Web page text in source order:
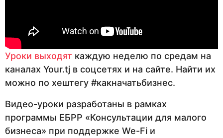
Уроки выходят каждую неделю по средам на
каналах Your.tj в соцсетях и на сайте. Найти их
можно по хештегу #какначатьбизнес.
Видео-уроки разработаны в рамках
программы ЕБРР «Консультации для малого
бизнеса» при поддержке We-Fi и